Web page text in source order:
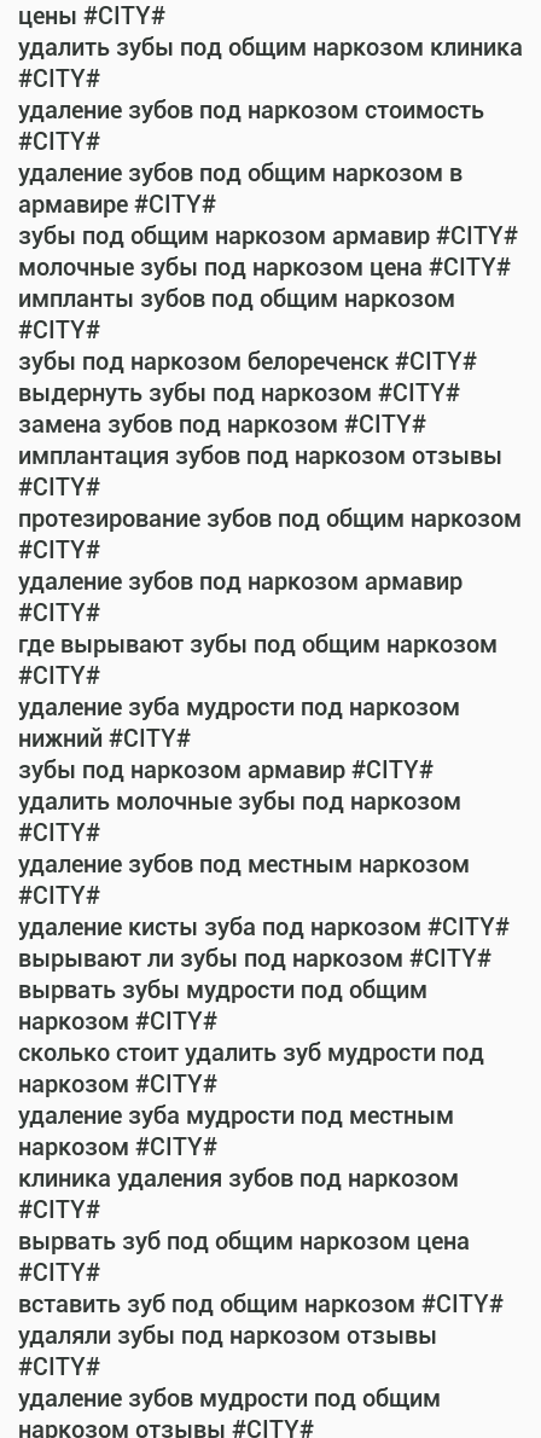
цены #CITY#
удалить зубы под общим наркозом клиника
#CITY#
удаление зубов под наркозом стоимость
#CITY#
удаление зубов под общим наркозом в
армавире #CITY#
зубы под общим наркозом армавир #CITY#
молочные зубы под наркозом цена #CITY#
импланты зубов под общим наркозом
#CITY#
зубы под наркозом белореченск #CITY#
выдернуть зубы под наркозом #CITY#
замена зубов под наркозом #CITY#
имплантация зубов под наркозом отзывы
#CITY#
протезирование зубов под общим наркозом
#CITY#
удаление зубов под наркозом армавир
#CITY#
где вырывают зубы под общим наркозом
#CITY#
удаление зуба мудрости под наркозом
нижний #CITY#
зубы под наркозом армавир #CITY#
удалить молочные зубы под наркозом
#CITY#
удаление зубов под местным наркозом
#CITY#
удаление кисты зуба под наркозом #CITY#
вырывают ли зубы под наркозом #CITY#
вырвать зубы мудрости под общим
наркозом #CITY#
сколько стоит удалить зуб мудрости под
наркозом #CITY#
удаление зуба мудрости под местным
наркозом #CITY#
клиника удаления зубов под наркозом
#CITY#
вырвать зуб под общим наркозом цена
#CITY#
вставить зуб под общим наркозом #CITY#
удаляли зубы под наркозом отзывы
#CITY#
удаление зубов мудрости под общим
наркозом отзывы #CITY#